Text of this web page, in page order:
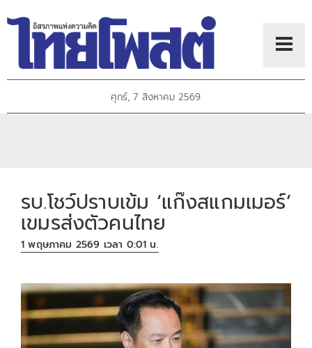
ศุกร์, 7 สิงหาคม 2569
รบ.โชว์ปราบเข้ม ‘แก๊งสแกมเมอร์’
เขมรส่งตัวคนไทย
1 พฤษภาคม 2569 เวลา 0:01 น.